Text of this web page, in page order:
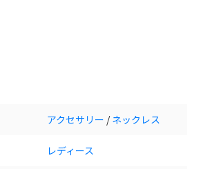
アクセサリー /ネックレス
レディース